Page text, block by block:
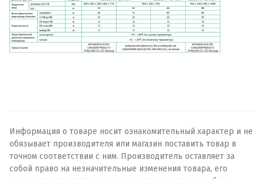
Информация о товаре носит ознакомительный характер и не
обязывает производителя или магазин поставить товар в
точном соответствии с ним. Производитель оставляет за
собой право на незначительные изменения товара, его